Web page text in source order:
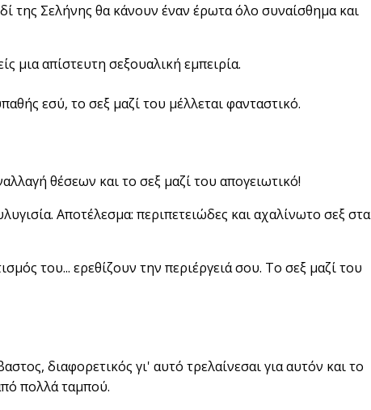
της Σελήνης θα κάνουν έναν έρωτα όλο συναίσθημα και
μια απίστευτη σεξουαλική εμπειρία.
εσύ, το σεξ μαζί του μέλλεται φανταστικό.
θέσεων και το σεξ μαζί του απογειωτικό!
Αποτέλεσμα: περιπετειώδες και αχαλίνωτο σεξ στα
του... ερεθίζουν την περιέργειά σου. Το σεξ μαζί του
διαφορετικός γι' αυτό τρελαίνεσαι για αυτόν και το
πολλά ταμπού.